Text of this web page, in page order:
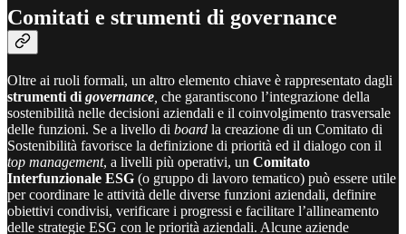
Comitati e strumenti di governance
Oltre ai ruoli formali, un altro elemento chiave è rappresentato dagli
strumenti di governance che garantiscono l’integrazione della
sostenibilità nelle decisioni aziendali e il coinvolgimento trasversale
delle funzioni. Se a livello di board la creazione di un Comitato di
Sostenibilità favorisce la definizione di priorità ed il dialogo con il
top management, a livelli più operativi, un Comitato
Interfunzionale ESG (o gruppo di lavoro tematico) può essere utile
per coordinare le attività delle diverse funzioni aziendali, definire
obiettivi condivisi, verificare i progressi e facilitare l’allineamento
delle strategie ESG con le priorità aziendali. Alcune aziende